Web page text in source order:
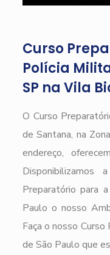
Curso
Polícia
SP na Vila
O Curso
de Santana, na
endereço,
Disponibilizamos
Preparatório para
Paulo o nosso
Faça o nosso
de São Paulo que